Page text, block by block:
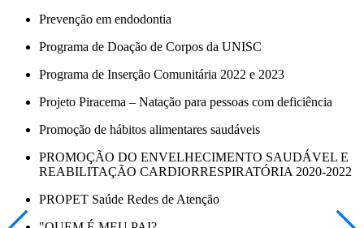
Prevenção em endodontia
Programa de Doação de Corpos da UNISC
Programa de Inserção Comunitária 2022 e 2023
Projeto Piracema – Natação para pessoas com deficiência
Promoção de hábitos alimentares saudáveis
PROMOÇÃO DO ENVELHECIMENTO SAUDÁVEL E
REABILITAÇÃO CARDIORRESPIRATÓRIA 2020-2022
PROPET Saúde Redes de Atenção